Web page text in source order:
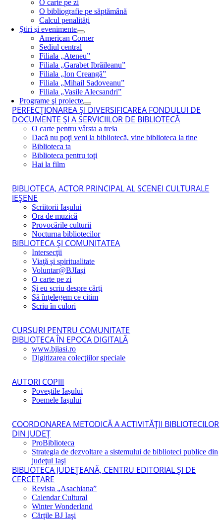
O carte pe zi
O bibliografie pe săptămână
Calcul penalități
Ştiri şi evenimente
American Corner
Sediul central
Filiala „Ateneu”
Filiala „Garabet Ibrăileanu”
Filiala „Ion Creangă”
Filiala „Mihail Sadoveanu”
Filiala „Vasile Alecsandri”
Programe şi proiecte
PERFECŢIONAREA ŞI DIVERSIFICAREA FONDULUI DE
DOCUMENTE ŞI A SERVICIILOR DE BIBLIOTECĂ
O carte pentru vârsta a treia
Dacă nu poţi veni la bibliotecă, vine biblioteca la tine
Biblioteca ta
Biblioteca pentru toţi
Hai la film
BIBLIOTECA, ACTOR PRINCIPAL AL SCENEI CULTURALE
IEŞENE
Scriitorii Iaşului
Ora de muzică
Provocările culturii
Nocturna bibliotecilor
BIBLIOTECA ŞI COMUNITATEA
Intersecţii
Viaţă şi spiritualitate
Voluntar@BJIaşi
O carte pe zi
Şi eu scriu despre cărţi
Să înţelegem ce citim
Scriu în culori
CURSURI PENTRU COMUNITATE
BIBLIOTECA ÎN EPOCA DIGITALĂ
www.bjiasi.ro
Digitizarea colecţiilor speciale
AUTORI COPIII
Poveştile Iaşului
Poemele Iaşului
COORDONAREA METODICĂ A ACTIVITĂŢII BIBLIOTECILOR
DIN JUDEŢ
ProBiblioteca
Strategia de dezvoltare a sistemului de biblioteci publice din
judeţul Iaşi
BIBLIOTECA JUDEŢEANĂ, CENTRU EDITORIAL ŞI DE
CERCETARE
Revista „Asachiana”
Calendar Cultural
Winter Wonderland
Cărţile BJ Iaşi